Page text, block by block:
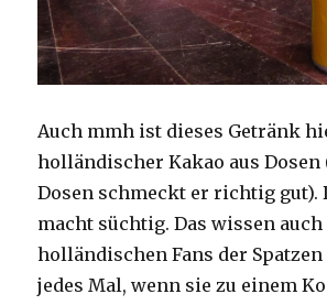
Auch mmh ist dieses Getränk
holländischer Kakao aus Dosen
Dosen schmeckt er richtig gut).
macht süchtig. Das wissen auch
holländischen Fans der
jedes Mal, wenn sie zu einem